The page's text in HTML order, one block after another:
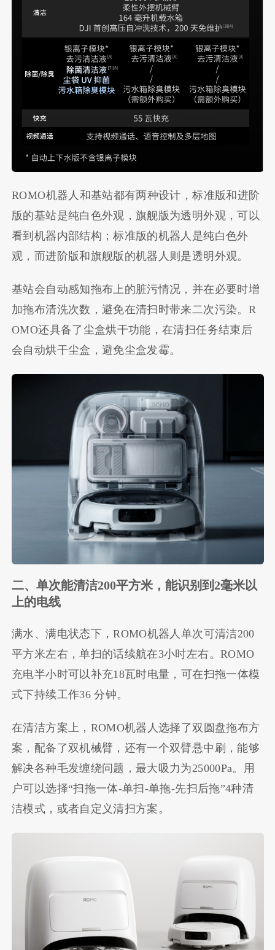
ROMO机器人和基站都有两种设计，标准版和进阶
版的基站是纯白色外观，旗舰版为透明外观，可以
看到机器内部结构；标准版的机器人是纯白色外
观，而进阶版和旗舰版的机器人则是透明外观。
基站会自动感知拖布上的脏污情况，并在必要时增
加拖布清洗次数，避免在清扫时带来二次污染。R
OMO还具备了尘盒烘干功能，在清扫任务结束后
会自动烘干尘盒，避免尘盒发霉。
二、单次能清洁200平方米，能识别到2毫米以
上的电线
满水、满电状态下，ROMO机器人单次可清洁200
平方米左右，单扫的话续航在3小时左右。ROMO
充电半小时可以补充18瓦时电量，可在扫拖一体模
式下持续工作36 分钟。
在清洁方案上，ROMO机器人选择了双圆盘拖布方
案，配备了双机械臂，还有一个双臂悬中刷，能够
解决各种毛发缠绕问题，最大吸力为25000Pa。用
户可以选择“扫拖一体-单扫-单拖-先扫后拖”4种清
洁模式，或者自定义清扫方案。